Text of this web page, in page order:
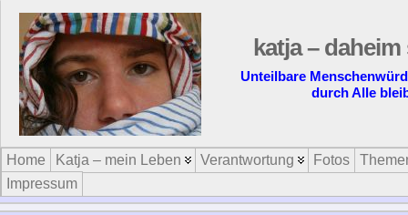
katja – daheim
Inklusion braucht
Home Katja – mein Leben Verantwortung Fotos
Impressum